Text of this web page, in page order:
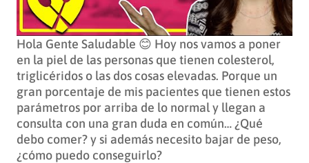
Hola Gente Saludable 😊 Hoy nos vamos a poner
en la piel de las personas que tienen colesterol,
triglicéridos o las dos cosas elevadas. Porque un
gran porcentaje de mis pacientes que tienen estos
parámetros por arriba de lo normal y llegan a
consulta con una gran duda en común… ¿Qué
debo comer? y si además necesito bajar de peso,
¿cómo puedo conseguirlo?